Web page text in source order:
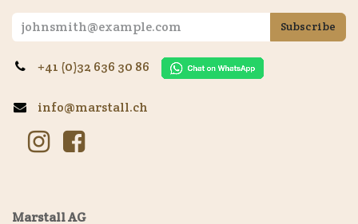
Subscribe
+41 (0)32 636 30 86
info@marstall.ch
Marstall AG